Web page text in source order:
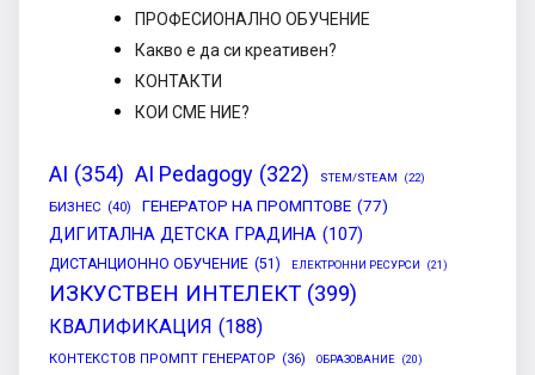
ПРОФЕСИОНАЛНО ОБУЧЕНИЕ
Какво е да си креативен?
КОНТАКТИ
КОИ СМЕ НИЕ?
AI (354) AI Pedagogy (322) STEM/STEAM (22)
БИЗНЕС (40) ГЕНЕРАТОР НА ПРОМПТОВЕ (77)
ДИГИТАЛНА ДЕТСКА ГРАДИНА (107)
ДИСТАНЦИОННО ОБУЧЕНИЕ (51) ЕЛЕКТРОННИ РЕСУРСИ (21)
ИЗКУСТВЕН ИНТЕЛЕКТ (399)
КВАЛИФИКАЦИЯ (188)
КОНТЕКСТОВ ПРОМПТ ГЕНЕРАТОР (36) ОБРАЗОВАНИЕ (20)